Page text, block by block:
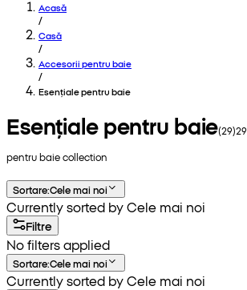
Acasă
/
Casă
/
Accesorii pentru baie
/
Esențiale pentru baie
Esențiale pentru baie(29)29
pentru baiecollection
Sortare:Cele mai noi
Currently sorted by Cele mai noi
Filtre
No filters applied
Sortare:Cele mai noi
Currently sorted by Cele mai noi